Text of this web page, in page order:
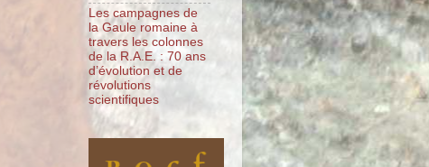
Les campagnes de
la Gaule romaine à
travers les colonnes
de la R.A.E. : 70 ans
d’évolution et de
révolutions
scientifiques